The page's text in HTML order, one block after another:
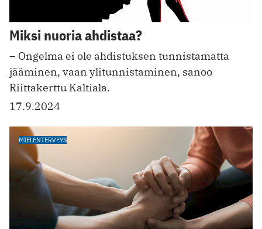
Miksi nuoria ahdistaa?
– Ongelma ei ole ahdistuksen tunnistamatta
jääminen, vaan ylitunnistaminen, sanoo
Riittakerttu Kaltiala.
17.9.2024
MIELENTERVEYS